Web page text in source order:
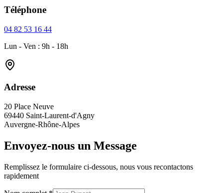
Téléphone
04 82 53 16 44
Lun - Ven : 9h - 18h
Adresse
20 Place Neuve
69440 Saint-Laurent-d'Agny
Auvergne-Rhône-Alpes
Envoyez-nous un Message
Remplissez le formulaire ci-dessous, nous vous recontactons
rapidement